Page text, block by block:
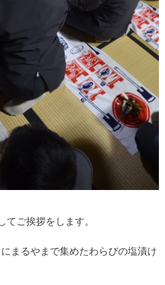
てご挨拶をします。
にまるやまで集めたわらびの塩漬け